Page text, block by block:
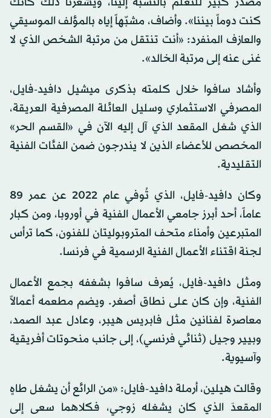
كنت دوماً بيننا». وأضاف، مشبّهاً إياه بالمؤلف الموسيقي
والعازف المنفرد: «أنت تنتقل من مرتبة الشخص الذي لا
غنى عنه إلى مرتبة الخالد».
وأشاد سافوا خلال كلمته بذكرى ميشيل دافيد-فايل،
المصرفي الاستثماري وسليل العائلة المصرفية العريقة،
الذي شغل المقعد الذي آل إليه الآن في «القسم الحر»
المخصص للأعضاء الذين لا يندرجون ضمن الفئات الفنية
التقليدية.
وكان دافيد-فايل، الذي تُوفي عام 2022 عن عمر 89
عاماً، أحد أبرز جامعي الأعمال الفنية في أوروبا، ومن كبار
المتبرعين وأمناء متحف المتروبوليتان للفنون، كما ترأس
لجنة اقتناء الأعمال الفنية الرسمية في فرنسا.
ومثل دافيد-فايل، يُعرف سافوا بشغفه بجمع الأعمال
الفنية، وإن كان على نطاق أصغر. ويضم مطعمه أعمالاً
معاصرة لفنانين مثل فابريس هيبر، وعادل عبد الصمد،
وبيير وجيل (ثنائي فرنسي)، إلى جانب منحوتات أفريقية
وآسيوية.
وقالت هيلين، أرملة دافيد-فايل: «من الرائع أن يشغل طاهٍ
المقعدَ الذي كان يشغله زوجي، فكلاهما سعى إلى